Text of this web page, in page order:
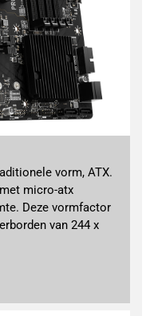
vorm, ATX.
micro-atx
Deze vormfactor
van 244 x